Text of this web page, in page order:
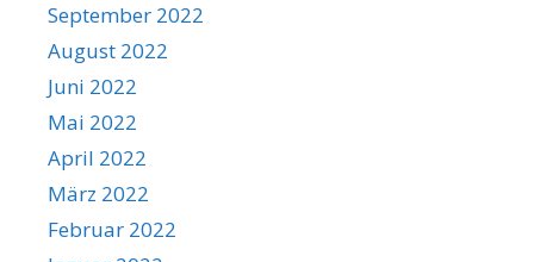
September 2022
August 2022
Juni 2022
Mai 2022
April 2022
März 2022
Februar 2022